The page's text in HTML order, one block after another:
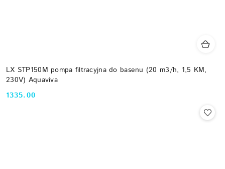
LX STP150M pompa filtracyjna do basenu (20 m3/h, 1,5 KM,
230V) Aquaviva
Cena:
1335.00